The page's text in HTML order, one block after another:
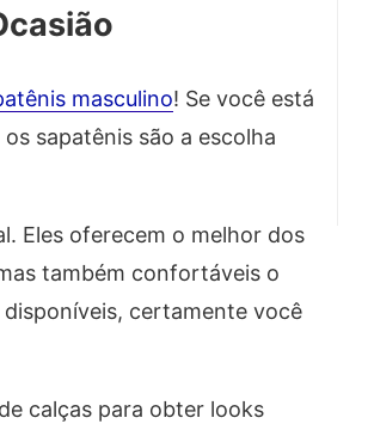
masculino! Se você está
sapatênis são a escolha
Eles oferecem o melhor dos
também confortáveis o
certamente você
calças para obter looks